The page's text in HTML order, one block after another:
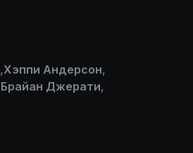
,Хэппи Андерсон,
Брайан Джерати,